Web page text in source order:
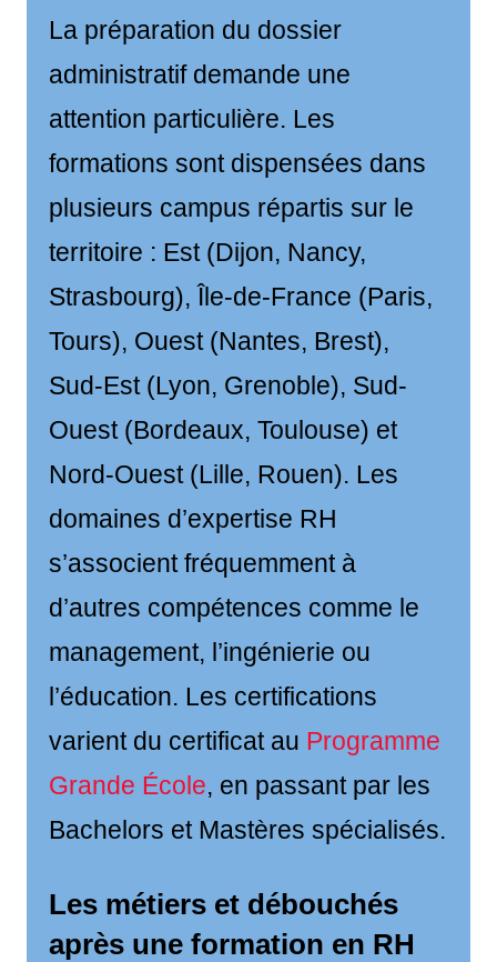
La préparation du dossier
administratif demande une
attention particulière. Les
formations sont dispensées dans
plusieurs campus répartis sur le
territoire : Est (Dijon, Nancy,
Strasbourg), Île-de-France (Paris,
Tours), Ouest (Nantes, Brest),
Sud-Est (Lyon, Grenoble), Sud-
Ouest (Bordeaux, Toulouse) et
Nord-Ouest (Lille, Rouen). Les
domaines d’expertise RH
s’associent fréquemment à
d’autres compétences comme le
management, l’ingénierie ou
l’éducation. Les certifications
varient du certificat au Programme
Grande École, en passant par les
Bachelors et Mastères spécialisés.
Les métiers et débouchés
après une formation en RH